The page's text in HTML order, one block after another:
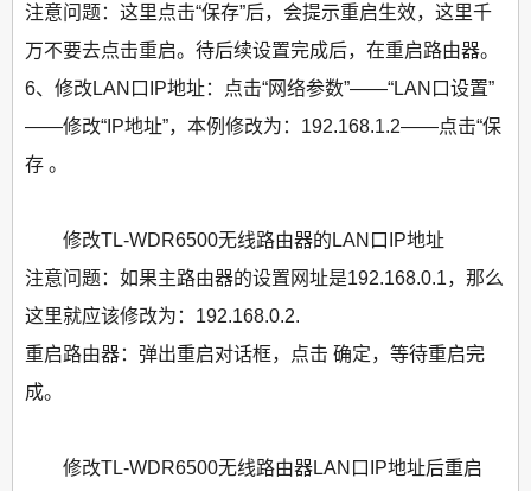
注意问题：这里点击“保存”后，会提示重启生效，这里千
万不要去点击重启。待后续设置完成后，在重启路由器。
6、修改LAN口IP地址：点击“网络参数”——“LAN口设置”
——修改“IP地址”，本例修改为：192.168.1.2——点击“保
存 。
修改TL-WDR6500无线路由器的LAN口IP地址
注意问题：如果主路由器的设置网址是192.168.0.1，那么
这里就应该修改为：192.168.0.2.
重启路由器：弹出重启对话框，点击 确定，等待重启完
成。
修改TL-WDR6500无线路由器LAN口IP地址后重启